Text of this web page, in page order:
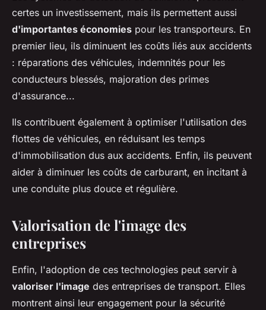
certes un investissement, mais ils permettent aussi
d'importantes économies pour les transporteurs. En
premier lieu, ils diminuent les coûts liés aux accidents
: réparations des véhicules, indemnités pour les
conducteurs blessés, majoration des primes
d'assurance...
Ils contribuent également à optimiser l'utilisation des
flottes de véhicules, en réduisant les temps
d'immobilisation dus aux accidents. Enfin, ils peuvent
aider à diminuer les coûts de carburant, en incitant à
une conduite plus douce et régulière.
Valorisation de l'image des
entreprises
Enfin, l'adoption de ces technologies peut servir à
valoriser l'image des entreprises de transport. Elles
montrent ainsi leur engagement pour la sécurité